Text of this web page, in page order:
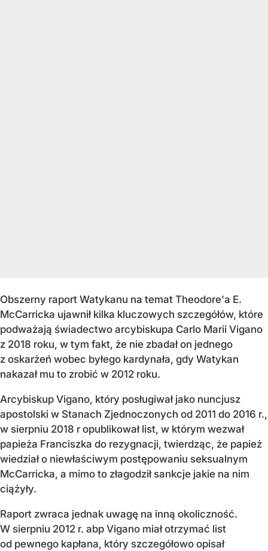
Obszerny raport Watykanu na temat Theodore'a E.
McCarricka ujawnił kilka kluczowych szczegółów, które
podważają świadectwo arcybiskupa Carlo Marii Vigano
z 2018 roku, w tym fakt, że nie zbadał on jednego
z oskarżeń wobec byłego kardynała, gdy Watykan
nakazał mu to zrobić w 2012 roku.
Arcybiskup Vigano, który posługiwał jako nuncjusz
apostolski w Stanach Zjednoczonych od 2011 do 2016 r.,
w sierpniu 2018 r opublikował list, w którym wezwał
papieża Franciszka do rezygnacji, twierdząc, że papież
wiedział o niewłaściwym postępowaniu seksualnym
McCarricka, a mimo to złagodził sankcje jakie na nim
ciążyły.
Raport zwraca jednak uwagę na inną okoliczność.
W sierpniu 2012 r. abp Vigano miał otrzymać list
od pewnego kapłana, który szczegółowo opisał